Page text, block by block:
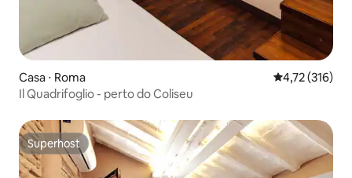
Casa ⋅ Roma 4,72 de uma
4,72 (316)
Il Quadrifoglio - perto do Coliseu
Superhost
Superhost